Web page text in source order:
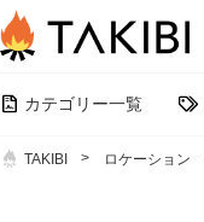
カテゴリー一覧
TAKIBI ロケーション